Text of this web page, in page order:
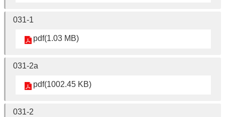
相
031-1
pdf(1.03 MB)
031-2a
pdf(1002.45 KB)
031-2